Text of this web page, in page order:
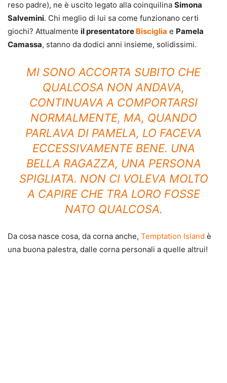
reso padre), ne è uscito legato alla coinquilina Simona
Salvemini. Chi meglio di lui sa come funzionano certi
giochi? Attualmente il presentatore Bisciglia e Pamela
Camassa, stanno da dodici anni insieme, solidissimi.
MI SONO ACCORTA SUBITO CHE
QUALCOSA NON ANDAVA,
CONTINUAVA A COMPORTARSI
NORMALMENTE, MA, QUANDO
PARLAVA DI PAMELA, LO FACEVA
ECCESSIVAMENTE BENE. UNA
BELLA RAGAZZA, UNA PERSONA
SPIGLIATA. NON CI VOLEVA MOLTO
A CAPIRE CHE TRA LORO FOSSE
NATO QUALCOSA.
Da cosa nasce cosa, da corna anche, Temptation Island è
una buona palestra, dalle corna personali a quelle altrui!